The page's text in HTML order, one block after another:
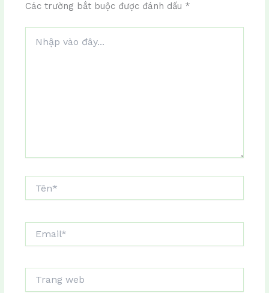
Các trường bắt buộc được đánh dấu *
vào
web